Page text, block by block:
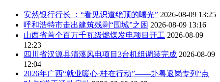
安然银行行长  ：“看见识道绝顶的曙光” 2026-08-09 13:25
呼和浩特市走出建筑残剩“围城”之困 2026-08-09 13:16
山西省首个百万千瓦级燃煤发电项目开工 2026-08-09
12:23
四川省汉源县清溪风电项目3台机组调装完成 2026-08-09
12:04
2026年广西“就业暖心·桂在行动”——赴粤返岗专列“点